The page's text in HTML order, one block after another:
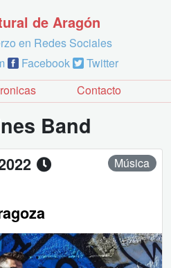
de Aragón
en Redes Sociales
Facebook
Twitter
Contacto
Band
Música